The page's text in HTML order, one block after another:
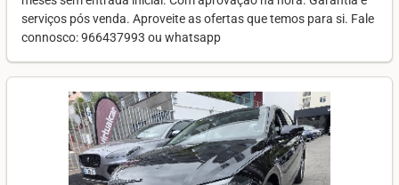
serviços pós venda. Aproveite as ofertas que temos para si. Fale
connosco: 966437993 ou whatsapp